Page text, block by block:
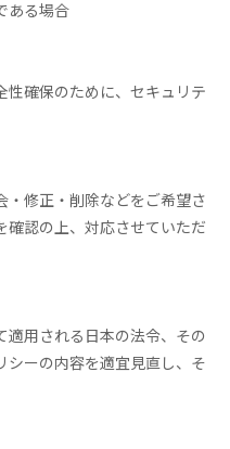
ある場合
性確保のために、セキュリテ
・修正・削除などをご希望さ
確認の上、対応させていただ
適用される日本の法令、その
シーの内容を適宜見直し、そ